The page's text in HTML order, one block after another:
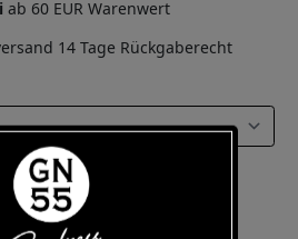
ab 60 EUR Warenwert
14 Tage Rückgaberecht